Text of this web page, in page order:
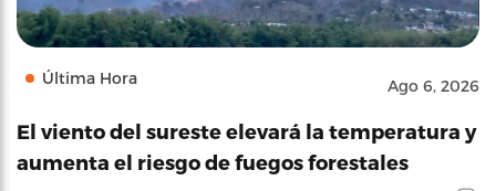
Última Hora Ago 6, 2026
El viento del sureste elevará la temperatura y
aumenta el riesgo de fuegos forestales